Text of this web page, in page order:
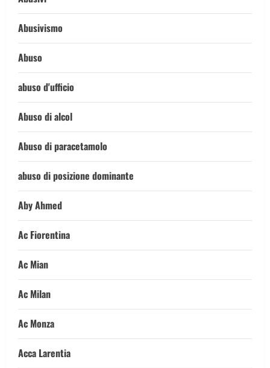
Abusivismo
Abuso
abuso d'ufficio
Abuso di alcol
Abuso di paracetamolo
abuso di posizione dominante
Aby Ahmed
Ac Fiorentina
Ac Mian
Ac Milan
Ac Monza
Acca Larentia